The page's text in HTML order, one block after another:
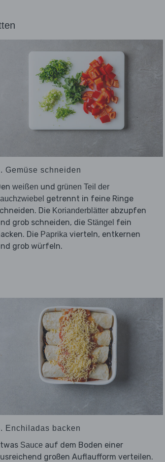
Gemüse schneiden
weißen und grünen Teil der
getrennt in feine Ringe
Die Korianderblätterabzupfen
grob schneiden, die Stängel fein
Die Paprikavierteln, entkernen
grob würfeln.
Enchiladas backen
Sauce auf dem Boden einer
großen Auflaufform verteilen.